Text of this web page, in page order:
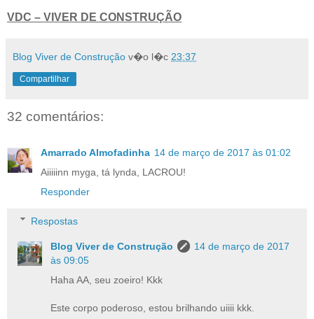
VDC – VIVER DE CONSTRUÇÃO
Blog Viver de Construção v�o l�c 23:37
Compartilhar
32 comentários:
Amarrado Almofadinha 14 de março de 2017 às 01:02
Aiiiiinn myga, tá lynda, LACROU!
Responder
Respostas
Blog Viver de Construção
14 de março de 2017
às 09:05
Haha AA, seu zoeiro! Kkk
Este corpo poderoso, estou brilhando uiiii kkk.